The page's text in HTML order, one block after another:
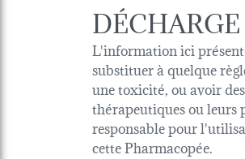
DÉCHARGE
L'information ici
substituer à quelque
une toxicité, ou avoir
thérapeutiques ou leurs
responsable pour
cette Pharmacopée.